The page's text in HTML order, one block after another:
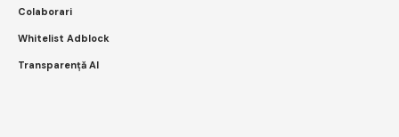
Colaborari
Whitelist Adblock
Transparență AI